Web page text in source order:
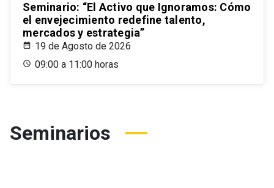
Seminario: “El Activo que Ignoramos: Cómo
el envejecimiento redefine talento,
mercados y estrategia”
19 de Agosto de 2026
09:00 a 11:00 horas
Seminarios